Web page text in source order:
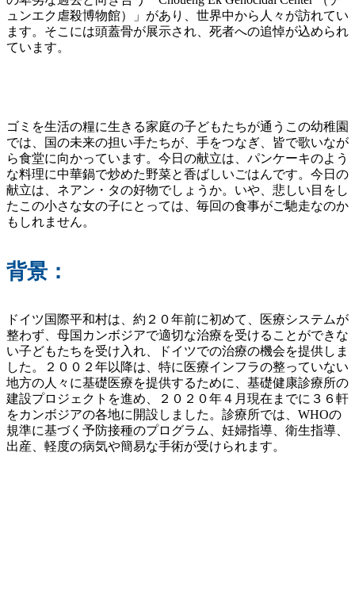
ュンエク虐殺博物館）」があり、世界中から人々が訪れてい
ます。そこには頭蓋骨が展示され、死者への追悼が込められ
ています。
ゴミを生活の糧に生きる家庭の子どもたちが通うこの幼稚園
では、国の未来の担い手たちが、手をつなぎ、皆で歌いなが
ら食堂に向かっています。今日の献立は、パンケーキのよう
な料理に中華鍋で炒めた野菜と香ばしいごはんです。今日の
献立は、ネアン・タの好物でしょうか。いや、悲しい目をし
たこの小さな女の子にとっては、毎回の食事がご馳走なのか
もしれません。
背景：
ドイツ国際平和村は、約２０年前に初めて、医療システムが
整わず、母国カンボジアで適切な治療を受けることができな
い子どもたちを受け入れ、ドイツでの治療の機会を提供しま
した。２００２年以降は、特に医療インフラの整っていない
地方の人々に基礎医療を提供するために、基礎健康診療所の
建設プロジェクトを進め、２０２０年４月現在までに３６軒
をカンボジアの各地に開設しました。診療所では、WHOの
規準に基づく予防接種のプログラム、妊婦指導、衛生指導、
出産、軽度の病気や簡易な手術が受けられます。